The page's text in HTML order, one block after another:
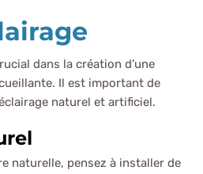
dans la création d’une
Il est important de
naturel et artificiel.
naturelle, pensez à installer de